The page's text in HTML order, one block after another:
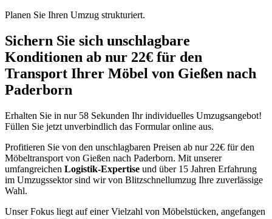
Planen Sie Ihren Umzug strukturiert.
Sichern Sie sich unschlagbare
Konditionen ab nur 22€ für den
Transport Ihrer Möbel von Gießen nach
Paderborn
Erhalten Sie in nur 58 Sekunden Ihr individuelles Umzugsangebot!
Füllen Sie jetzt unverbindlich das Formular online aus.
Profitieren Sie von den unschlagbaren Preisen ab nur 22€ für den
Möbeltransport von Gießen nach Paderborn. Mit unserer
umfangreichen Logistik-Expertise und über 15 Jahren Erfahrung
im Umzugssektor sind wir von Blitzschnellumzug Ihre zuverlässige
Wahl.
Unser Fokus liegt auf einer Vielzahl von Möbelstücken, angefangen